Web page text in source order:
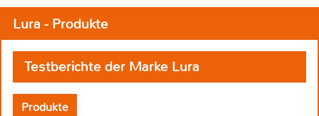
Lura - Produkte
Testberichte der Marke Lura
Produkte